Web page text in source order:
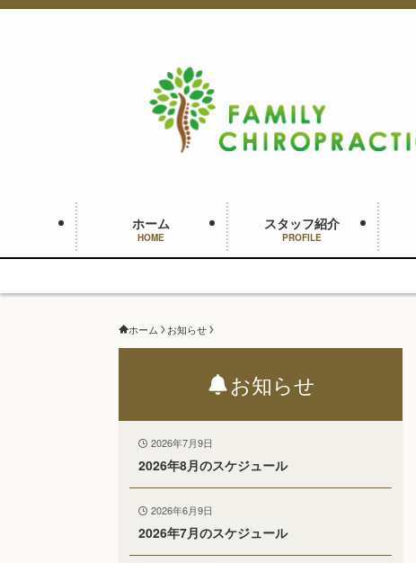
ホーム
HOME
スタッフ紹介
PROFILE
ホーム お知らせ
お知らせ
2026年7月9日
2026年8月のスケジュール
2026年6月9日
2026年7月のスケジュール